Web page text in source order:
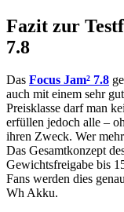
Fazit zur
7.8
Das Focus Jam² 7.8
auch mit einem sehr
Preisklasse darf man
erfüllen jedoch alle –
ihren Zweck. Wer
Das Gesamtkonzept
Gewichtsfreigabe bis
Fans werden dies
Wh Akku.